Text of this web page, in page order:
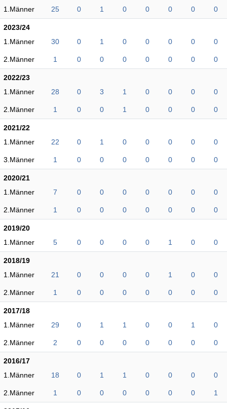
1.Männer
25 0 1 0 0 0 0 0
2023/24
1.Männer
30 0 1 0 0 0 0 0
2.Männer 1 0 0 0 0 0 0 0
2022/23
1.Männer
28 0 3 1 0 0 0 0
2.Männer 1 0 0 1 0 0 0 0
2021/22
1.Männer
22 0 1 0 0 0 0 0
3.Männer 1 0 0 0 0 0 0 0
2020/21
1.Männer
7 0 0 0 0 0 0 0
2.Männer 1 0 0 0 0 0 0 0
2019/20
1.Männer
5 0 0 0 0 1 0 0
2018/19
1.Männer
21 0 0 0 0 1 0 0
2.Männer 1 0 0 0 0 0 0 0
2017/18
1.Männer
29 0 1 1 0 0 1 0
2.Männer 2 0 0 0 0 0 0 0
2016/17
1.Männer
18 0 1 1 0 0 0 0
2.Männer 1 0 0 0 0 0 0 1